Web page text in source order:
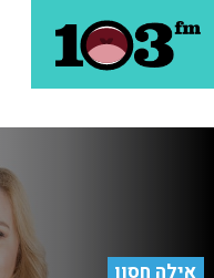
אילה חסון